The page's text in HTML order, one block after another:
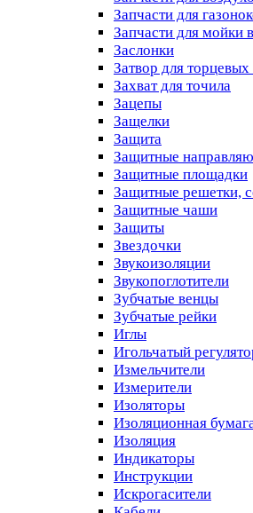
Запчасти для
Запчасти для мойки
Заслонки
Затвор для торцевых
Захват для точила
Зацепы
Защелки
Защита
Защитные
Защитные площадки
Защитные решетки,
Защитные чаши
Защиты
Звездочки
Звукоизоляции
Звукопоглотители
Зубчатые венцы
Зубчатые рейки
Иглы
Игольчатый
Измельчители
Измерители
Изоляторы
Изоляционная
Изоляция
Индикаторы
Инструкции
Искрогасители